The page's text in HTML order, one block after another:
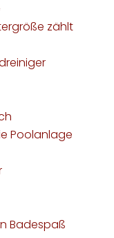
zählt
Poolanlage
Badespaß